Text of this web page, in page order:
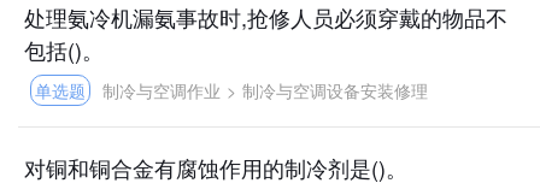
处理氨冷机漏氨事故时,抢修人员必须穿戴的物品不
包括()。
单选题 制冷与空调作业 > 制冷与空调设备安装修理
对铜和铜合金有腐蚀作用的制冷剂是()。